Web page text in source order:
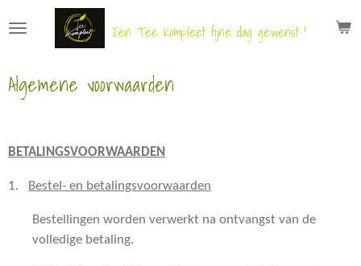
direct
de
hoofdinhoud
Een Tee Kompleet fijne dag gewenst !
Algemene voorwaarden
BETALINGSVOORWAARDEN
1. Bestel- en betalingsvoorwaarden
Bestellingen worden verwerkt na ontvangst van de
volledige betaling.